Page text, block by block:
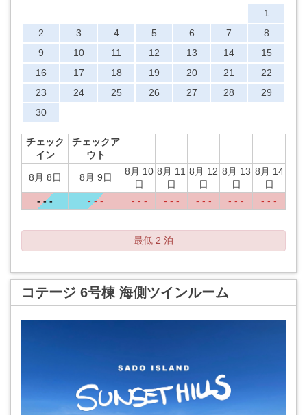
1
2
3 4 5 6 7
8
9
10 11 12 13 14
15
16
17 18 19 20 21
22
23
24 25 26 27 28
29
30
チェック
イン
チェックア
ウト
8月 8日 8月 9日
8月 10
日
8月 11
日
8月 12
日
8月 13
日
8月 14
日
- - -
- - - - - - - - - - - - - - - - - -
最低 2 泊
コテージ 6号棟 海側ツインルーム